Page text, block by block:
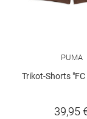
PUMA
Trikot-Shorts "FC St.
39,95